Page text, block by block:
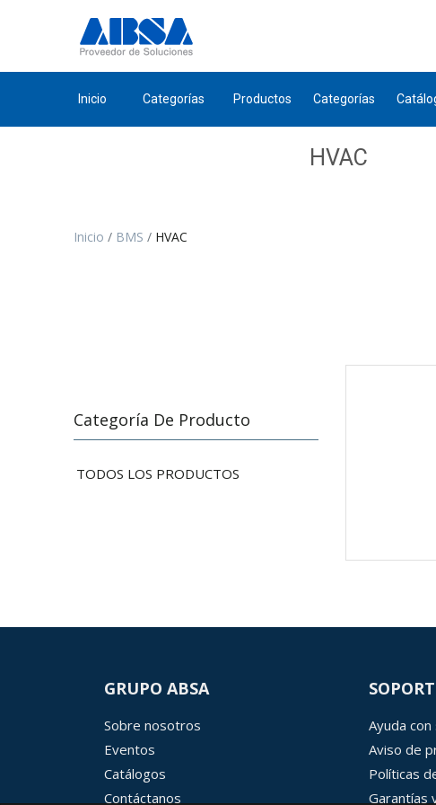
Inicio Categorías Productos Categorías
HVAC
Inicio BMS HVAC
Categoría De Producto
TODOS LOS PRODUCTOS
GRUPO ABSA
Sobre nosotros
Eventos
Catálogos
Contáctanos
Ayuda
Aviso de
Políticas
Garantías